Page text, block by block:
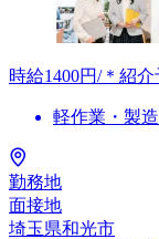
時給1400円/＊紹
軽作業・製
勤務地
面接地
埼玉県和光市